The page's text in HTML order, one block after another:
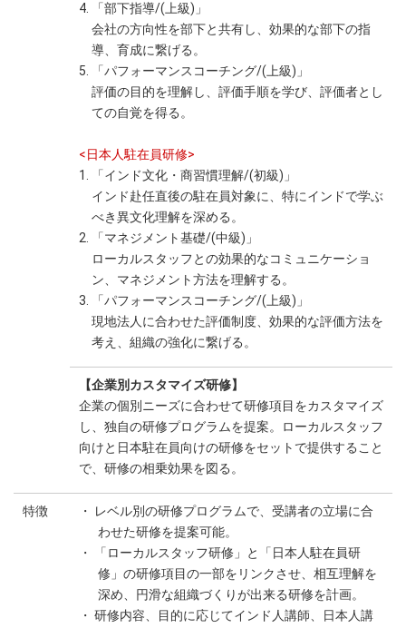
4. 「部下指導/(上級)」
会社の方向性を部下と共有し、効果的な部下の指
導、育成に繋げる。
5. 「パフォーマンスコーチング/(上級)」
評価の目的を理解し、評価手順を学び、評価者とし
ての自覚を得る。
<日本人駐在員研修>
1. 「インド文化・商習慣理解/(初級)」
インド赴任直後の駐在員対象に、特にインドで学ぶ
べき異文化理解を深める。
2. 「マネジメント基礎/(中級)」
ローカルスタッフとの効果的なコミュニケーショ
ン、マネジメント方法を理解する。
3. 「パフォーマンスコーチング/(上級)」
現地法人に合わせた評価制度、効果的な評価方法を
考え、組織の強化に繋げる。
【企業別カスタマイズ研修】
企業の個別ニーズに合わせて研修項目をカスタマイズ
し、独自の研修プログラムを提案。ローカルスタッフ
向けと日本駐在員向けの研修をセットで提供すること
で、研修の相乗効果を図る。
特徴
・ レベル別の研修プログラムで、受講者の立場に合
わせた研修を提案可能。
・ 「ローカルスタッフ研修」と「日本人駐在員研
修」の研修項目の一部をリンクさせ、相互理解を
深め、円滑な組織づくりが出来る研修を計画。
・ 研修内容、目的に応じてインド人講師、日本人講